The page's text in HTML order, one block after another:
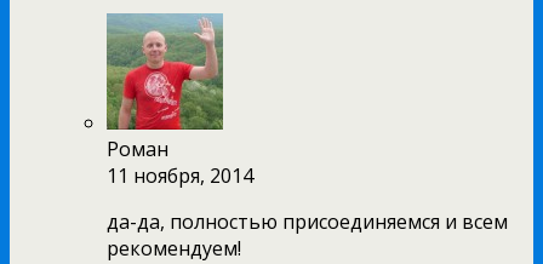
Роман
11 ноября, 2014
да-да, полностью присоединяемся и всем
рекомендуем!